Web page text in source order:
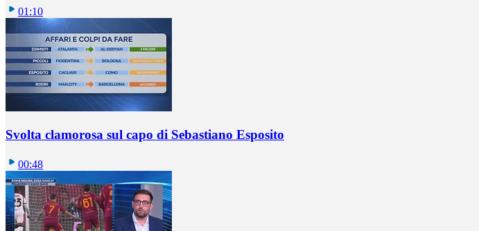
01:10
Svolta clamorosa sul capo di Sebastiano Esposito
00:48